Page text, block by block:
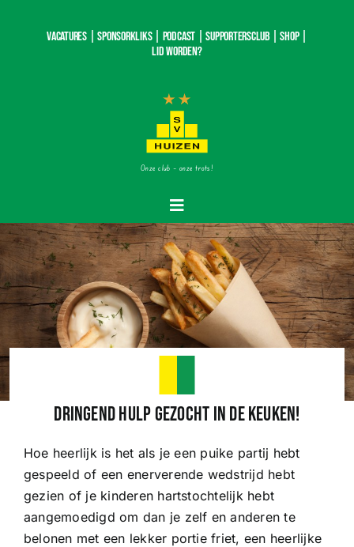
Vacatures | SponsorKliks | Podcast |Supportersclub|Shop|
Lid worden?
Onze club – onze trots!
Toggle
Navigatie
Home
Nieuws
Teams
Wedstrijden
Trainingsschema
Leden
Dringend hulp gezocht in de keuken!
Hoe heerlijk is het als je een puike partij hebt
gespeeld of een enerverende wedstrijd hebt
gezien of je kinderen hartstochtelijk hebt
aangemoedigd om dan je zelf en anderen te
belonen met een lekker portie friet, een heerlijke